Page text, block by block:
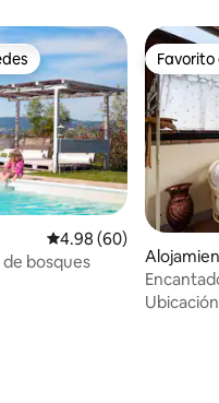
preferido
Calificación promedio:
4.98 (60)
bosques
anti
Ubicación